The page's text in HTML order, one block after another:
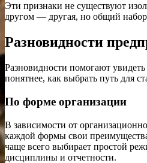
Эти признаки не существуют
другом — другая, но общий набор
Разновидности
Разновидности помогают
понятнее, как выбрать путь для
По форме организации
В зависимости от
каждой формы свои
чаще всего выбирает простой
дисциплины и отчетности.